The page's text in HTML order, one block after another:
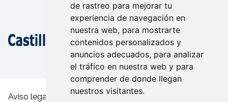
de rastreo para mejorar tu
experiencia de navegación en
nuestra web, para mostrarte
contenidos personalizados y
anuncios adecuados, para analizar
el tráfico en nuestra web y para
comprender de donde llegan
nuestros visitantes.
Aviso legal y condiciones de uso